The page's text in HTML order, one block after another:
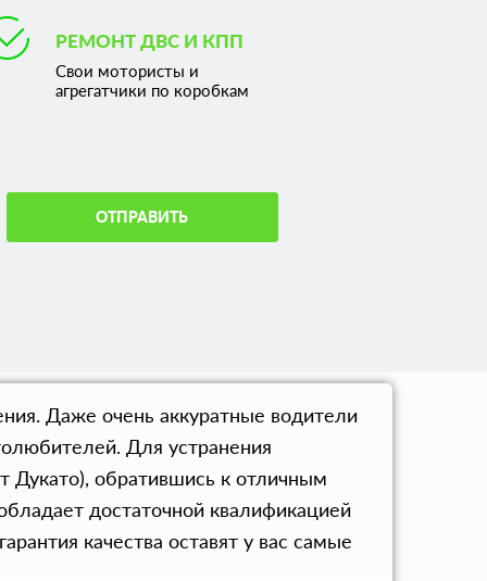
РЕМОНТ ДВС И КПП
Свои мотористы и
агрегатчики по коробкам
ОТПРАВИТЬ
Даже очень аккуратные водители
Для устранения
Дукато), обратившись к отличным
достаточной квалификацией
качества оставят у вас самые